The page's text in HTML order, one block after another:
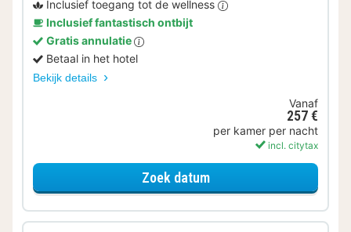
Inclusief toegang tot de wellness
Inclusief fantastisch ontbijt
Gratis annulatie
Betaal in het hotel
Bekijk details
Vanaf
257 €
per kamer per nacht
incl. citytax
Zoek datumvoor Geniet van de